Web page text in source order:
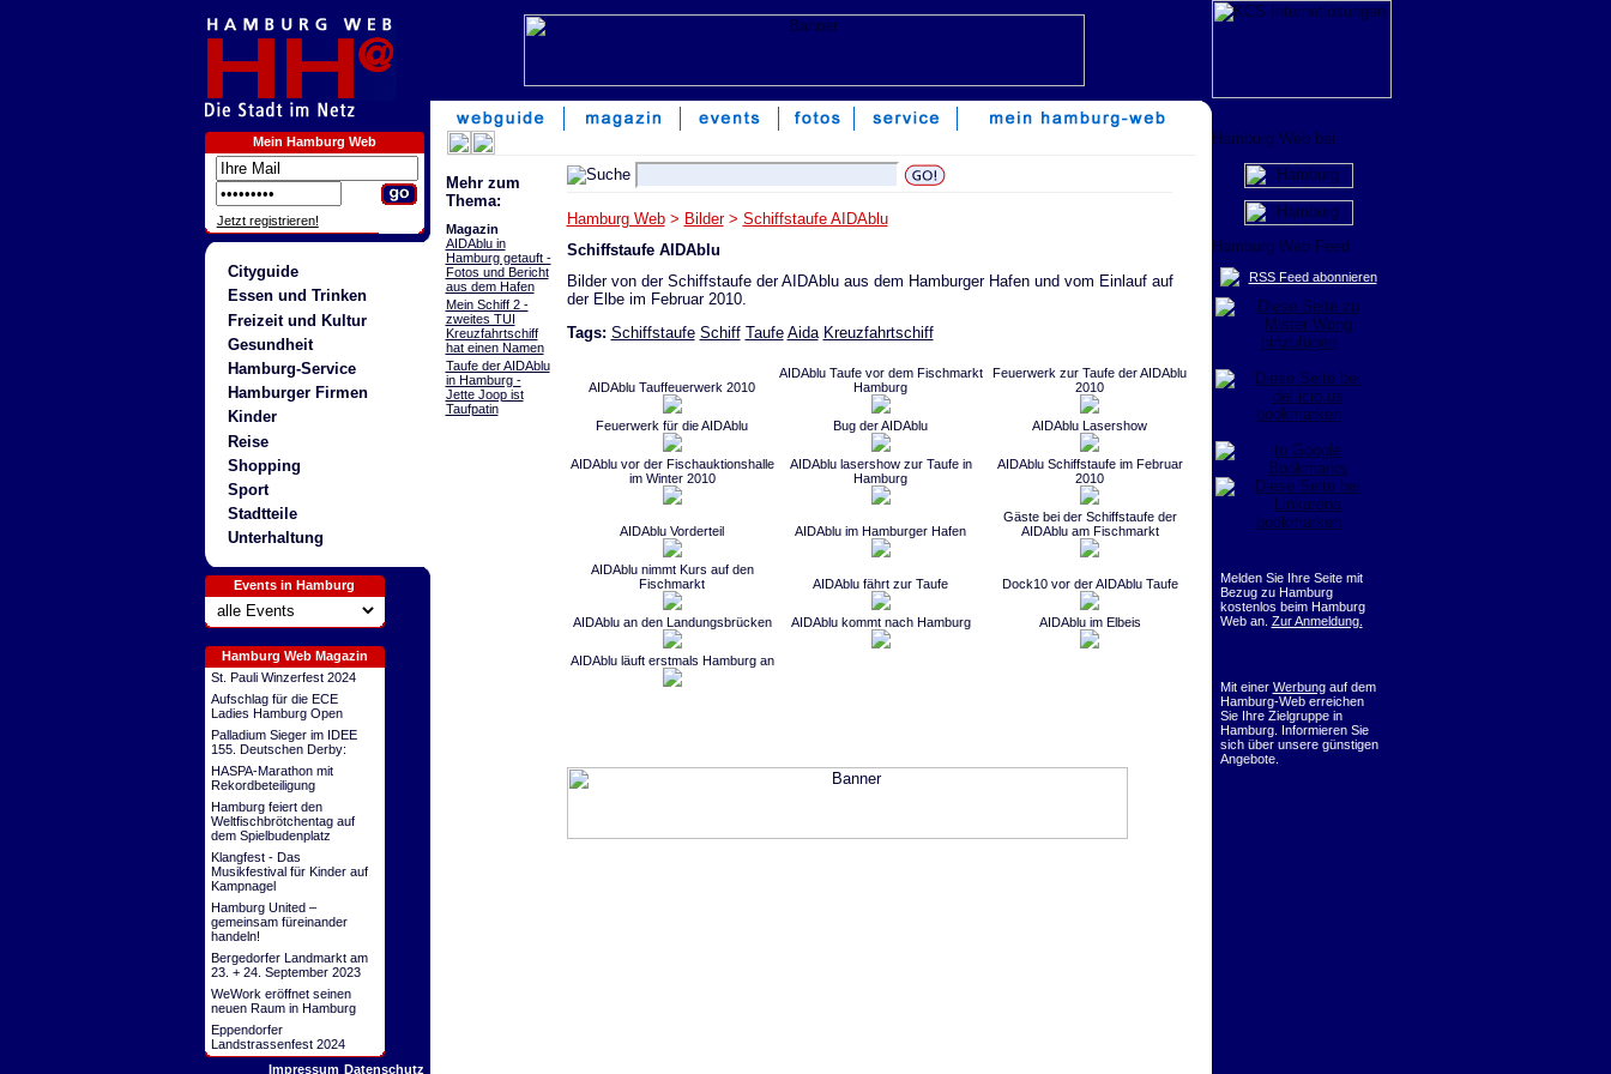
Mein Hamburg Web
Jetzt registrieren!
Cityguide
Essen und Trinken
Freizeit und Kultur
Gesundheit
Hamburg-Service
Hamburger Firmen
Kinder
Reise
Shopping
Sport
Stadtteile
Unterhaltung
Events in Hamburg
Hamburg Web Magazin
St. Pauli Winzerfest 2024
Aufschlag für die ECE
Ladies Hamburg Open
Palladium Sieger im IDEE
155. Deutschen Derby:
HASPA-Marathon mit
Rekordbeteiligung
Hamburg feiert den
Weltfischbrötchentag auf
dem Spielbudenplatz
Klangfest - Das
Musikfestival für Kinder auf
Kampnagel
Hamburg United –
gemeinsam füreinander
handeln!
Bergedorfer Landmarkt am
23. + 24. September 2023
WeWork eröffnet seinen
neuen Raum in Hamburg
Eppendorfer
Landstrassenfest 2024
Impressum Datenschutz
Mehr zum
Thema:
Magazin
AIDAblu in
Hamburg getauft -
Fotos und Bericht
aus dem Hafen
Mein Schiff 2 -
zweites TUI
Kreuzfahrtschiff
hat einen Namen
Taufe der AIDAblu
in Hamburg -
Jette Joop ist
Taufpatin
Hamburg Web> Bilder> Schiffstaufe AIDAblu
Schiffstaufe AIDAblu
Bilder von der Schiffstaufe der AIDAblu aus dem Hamburger Hafen und vom Einlauf auf
der Elbe im Februar 2010.
Tags: Schiffstaufe Schiff Taufe Aida Kreuzfahrtschiff
AIDAblu Tauffeuerwerk 2010
AIDAblu Taufe vor dem Fischmarkt
Hamburg
Feuerwerk zur Taufe der AIDAblu
2010
Feuerwerk für die AIDAblu Bug der AIDAblu AIDAblu Lasershow
AIDAblu vor der Fischauktionshalle
im Winter 2010
AIDAblu lasershow zur Taufe in
Hamburg
AIDAblu Schiffstaufe im Februar
2010
AIDAblu Vorderteil AIDAblu im Hamburger Hafen
Gäste bei der Schiffstaufe der
AIDAblu am Fischmarkt
AIDAblu nimmt Kurs auf den
Fischmarkt
AIDAblu fährt zur Taufe Dock10 vor der AIDAblu Taufe
AIDAblu an den Landungsbrücken AIDAblu kommt nach Hamburg AIDAblu im Elbeis
AIDAblu läuft erstmals Hamburg an
RSS Feed abonnieren
Melden Sie Ihre Seite mit
Bezug zu Hamburg
kostenlos beim Hamburg
Web an. Zur Anmeldung.
Mit einer Werbungauf dem
Hamburg-Web erreichen
Sie Ihre Zielgruppe in
Hamburg. Informieren Sie
sich über unsere günstigen
Angebote.